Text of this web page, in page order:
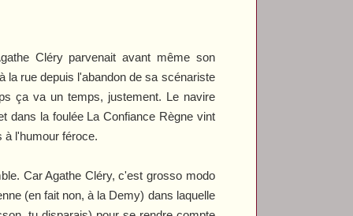
Cléryparvenait avant même son
la rue depuis l'abandon de sa scénariste
ça va un temps, justement. Le navire
dans la foulée La Confiance Règnevint
l'humour féroce.
CarAgathe Cléry, c'est grosso modo
(en fait non, à la Demy) dans laquelle